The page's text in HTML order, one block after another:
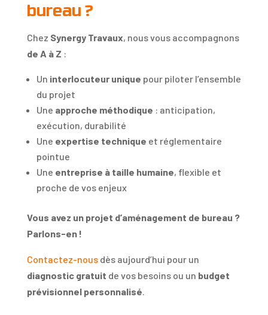
bureau ?
Chez Synergy Travaux, nous vous accompagnons
de A à Z :
Un interlocuteur unique pour piloter l’ensemble
du projet
Une approche méthodique : anticipation,
exécution, durabilité
Une expertise technique et réglementaire
pointue
Une entreprise à taille humaine, flexible et
proche de vos enjeux
Vous avez un projet d’aménagement de bureau ?
Parlons-en !
Contactez-nousdès aujourd’hui pour un
diagnostic gratuit de vos besoins ou un budget
prévisionnel personnalisé.